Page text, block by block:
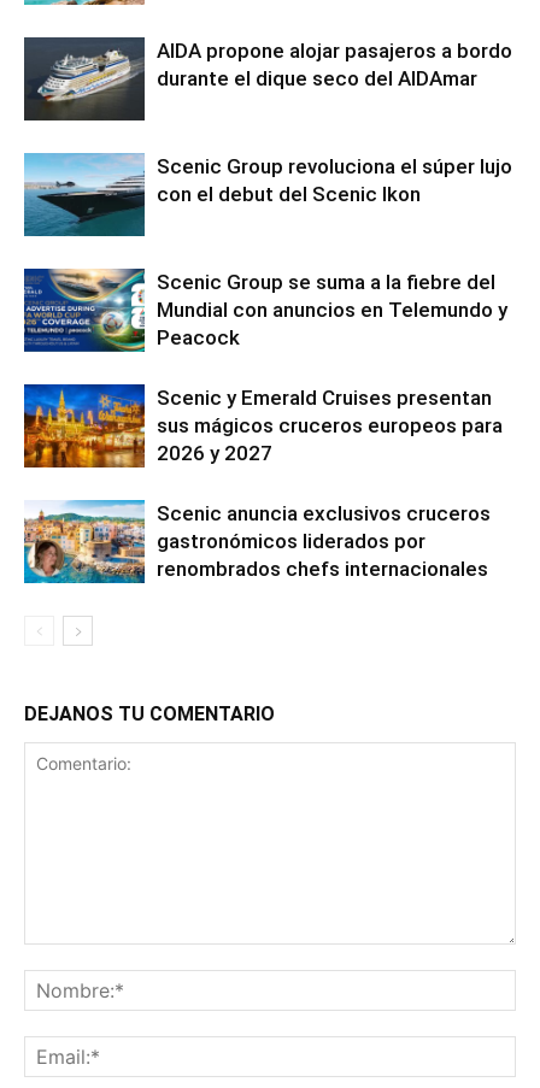
AIDA propone alojar pasajeros a bordo
durante el dique seco del AIDAmar
Scenic Group revoluciona el súper lujo
con el debut del Scenic Ikon
Scenic Group se suma a la fiebre del
Mundial con anuncios en Telemundo y
Peacock
Scenic y Emerald Cruises presentan
sus mágicos cruceros europeos para
2026 y 2027
Scenic anuncia exclusivos cruceros
gastronómicos liderados por
renombrados chefs internacionales
DEJANOS TU COMENTARIO